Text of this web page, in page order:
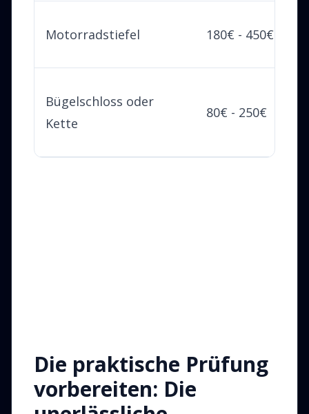
Motorradstiefel 180€ - 450€
Bügelschloss oder
Kette
80€ - 250€
Die praktische Prüfung
vorbereiten: Die